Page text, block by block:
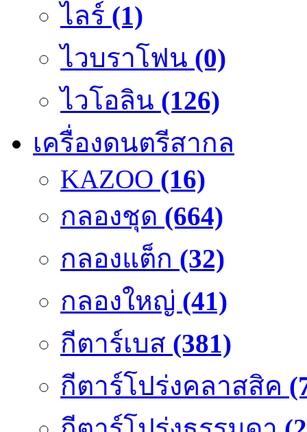
ไลร์ (1)
ไวบราโฟน (0)
ไวโอลิน (126)
เครื่องดนตรีสากล
KAZOO (16)
กลองชุด (664)
กลองแต็ก (32)
กลองใหญ่ (41)
กีตาร์เบส (381)
กีตาร์โปร่งคลาสสิค